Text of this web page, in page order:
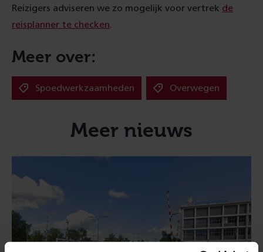
Reizigers adviseren we zo mogelijk voor vertrek de
reisplanner te checken
Meer over:
Spoedwerkzaamheden Overwegen
Meer nieuws